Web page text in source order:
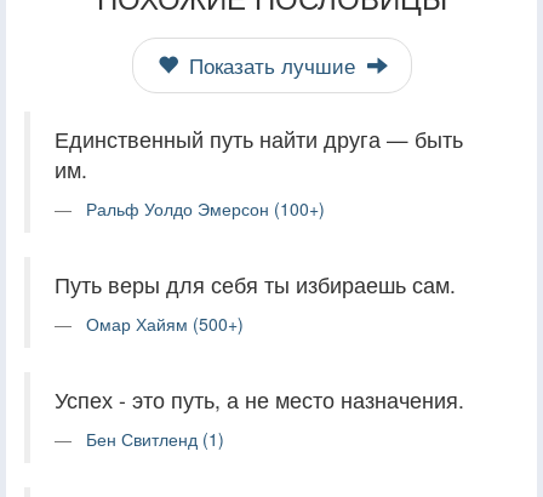
Показать лучшие
Единственный путь найти друга — быть
им.
Ральф Уолдо Эмерсон (100+)
Путь веры для себя ты избираешь сам.
Омар Хайям (500+)
Успех - это путь, а не место назначения.
Бен Свитленд (1)